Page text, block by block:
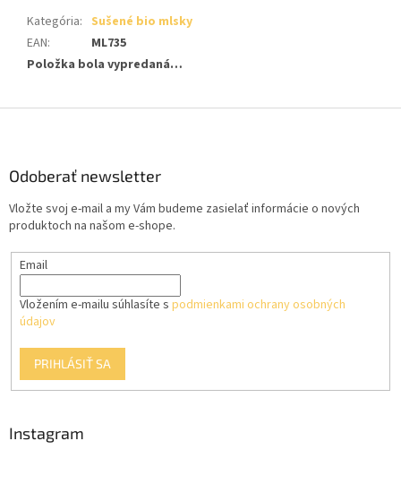
Kategória: Sušené bio mlsky
EAN:
ML735
Položka bola vypredaná…
Odoberať newsletter
Vložte svoj e-mail a my Vám budeme zasielať informácie o nových
produktoch na našom e-shope.
Email
Vložením e-mailu súhlasíte s podmienkami ochrany osobných
údajov
PRIHLÁSIŤ SA
Instagram